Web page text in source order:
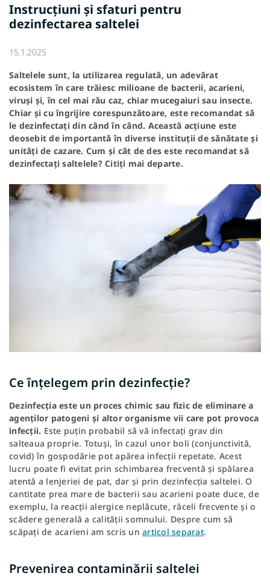
Instrucțiuni și sfaturi pentru
dezinfectarea saltelei
15.1.2025
Saltelele sunt, la utilizarea regulată, un adevărat
ecosistem în care trăiesc milioane de bacterii, acarieni,
viruși și, în cel mai rău caz, chiar mucegaiuri sau insecte.
Chiar și cu îngrijire corespunzătoare, este recomandat să
le dezinfectați din când în când. Această acțiune este
deosebit de importantă în diverse instituții de sănătate și
unități de cazare. Cum și cât de des este recomandat să
dezinfectați saltelele? Citiți mai departe.
Ce înțelegem prin dezinfecție?
Dezinfecția este un proces chimic sau fizic de eliminare a
agenților patogeni și altor organisme vii care pot provoca
infecții. Este puțin probabil să vă infectați grav din
salteaua proprie. Totuși, în cazul unor boli (conjunctivită,
covid) în gospodărie pot apărea infecții repetate. Acest
lucru poate fi evitat prin schimbarea frecventă și spălarea
atentă a lenjeriei de pat, dar și prin dezinfecția saltelei. O
cantitate prea mare de bacterii sau acarieni poate duce, de
exemplu, la reacții alergice neplăcute, răceli frecvente și o
scădere generală a calității somnului. Despre cum să
scăpați de acarieni am scris un articol separat.
Prevenirea contaminării saltelei